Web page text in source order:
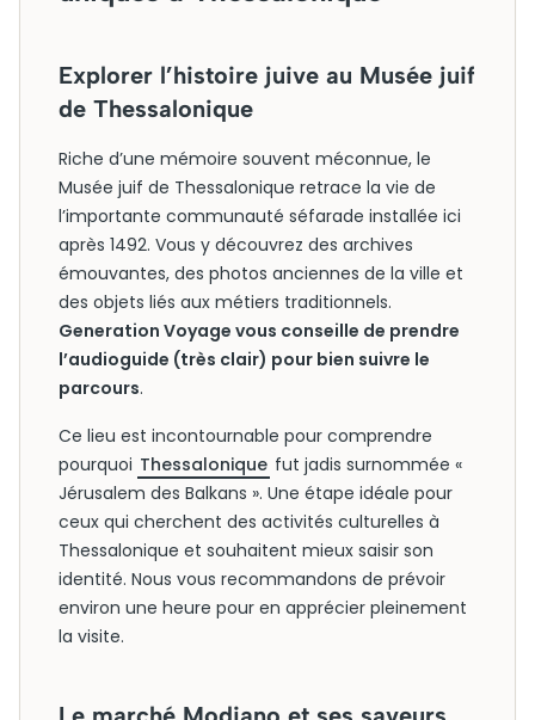
Explorer l’histoire juive au Musée juif
de Thessalonique
Riche d’une mémoire souvent méconnue, le
Musée juif de Thessalonique retrace la vie de
l’importante communauté séfarade installée ici
après 1492. Vous y découvrez des archives
émouvantes, des photos anciennes de la ville et
des objets liés aux métiers traditionnels.
Generation Voyage vous conseille de prendre
l’audioguide (très clair) pour bien suivre le
parcours.
Ce lieu est incontournable pour comprendre
pourquoi Thessalonique fut jadis surnommée «
Jérusalem des Balkans ». Une étape idéale pour
ceux qui cherchent des activités culturelles à
Thessalonique et souhaitent mieux saisir son
identité. Nous vous recommandons de prévoir
environ une heure pour en apprécier pleinement
la visite.